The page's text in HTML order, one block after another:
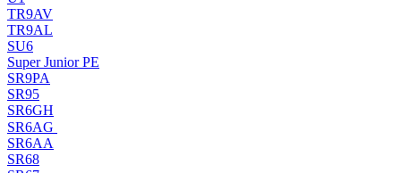
TR9AV
TR9AL
SU6
Super Junior PE
SR9PA
SR95
SR6GH
SR6AG
SR6AA
SR68